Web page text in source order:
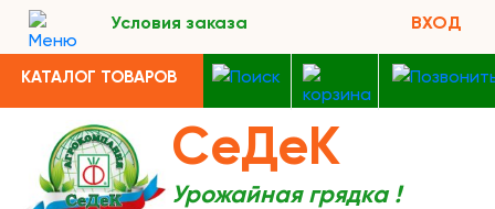
Условия заказа ВХОД
КАТАЛОГ ТОВАРОВ
СеДеК
Урожайная грядка !